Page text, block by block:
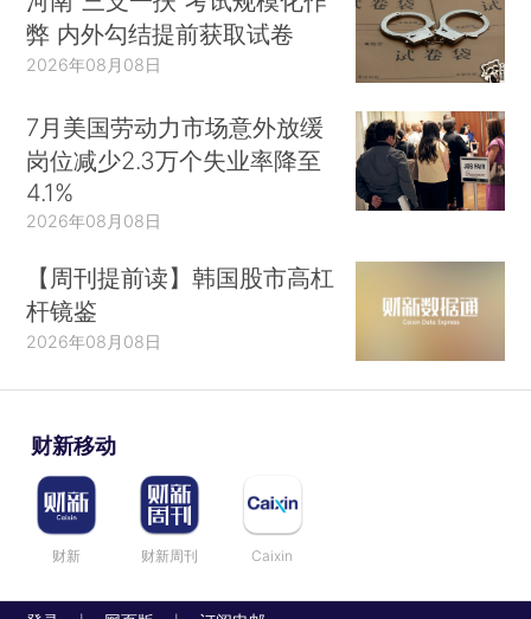
弊 内外勾结提前获取试卷
2026年08月08日
7月美国劳动力市场意外放缓
岗位减少2.3万个失业率降至
4.1%
2026年08月08日
【周刊提前读】韩国股市高杠
杆镜鉴
2026年08月08日
财新移动
财新 财新周刊 Caixin